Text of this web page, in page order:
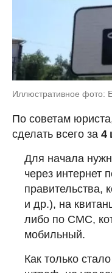
Иллюстративное фото:
По советам
сделать всего за 4
Для начала
через интернет
правительства,
и др.), на
либо по СМС,
мобильный.
Как только